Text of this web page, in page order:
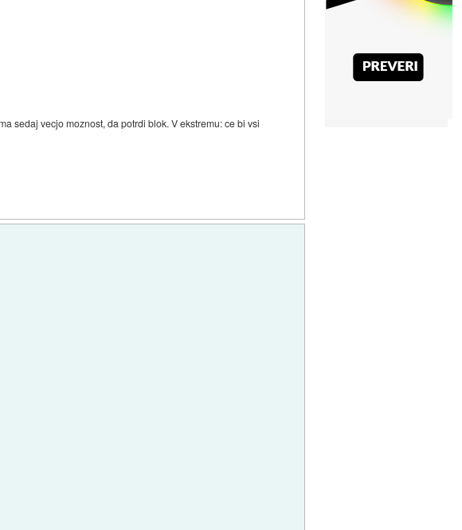
sedaj vecjo moznost, da potrdi blok. V ekstremu: ce bi vsi